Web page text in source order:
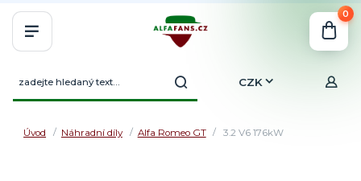
CZK
0
Úvod Náhradní díly Alfa Romeo GT 3.2 V6 176kW